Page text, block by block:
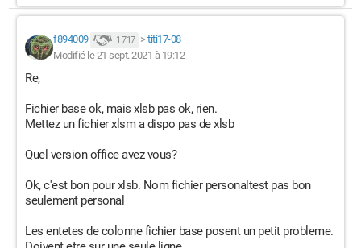
f894009 1 717 > titi17-08
Modifié le 21 sept. 2021 à 19:12
Re,
Fichier base ok, mais xlsb pas ok, rien.
Mettez un fichier xlsm a dispo pas de xlsb
Quel version office avez vous?
Ok, c'est bon pour xlsb. Nom fichier personaltest pas bon
seulement personal
Les entetes de colonne fichier base posent un petit probleme.